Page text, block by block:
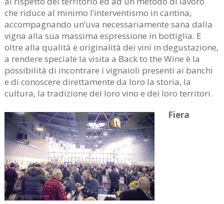
che riduce al minimo l’interventismo in cantina,
accompagnando un’uva necessariamente sana dalla
vigna alla sua massima espressione in bottiglia. E
oltre alla qualità e originalità dei vini in degustazione,
a rendere speciale la visita a Back to the Wine è la
possibilità di incontrare i vignaioli presenti ai banchi
e di conoscere direttamente da loro la storia, la
cultura, la tradizione del loro vino e dei loro territori.
Fiera